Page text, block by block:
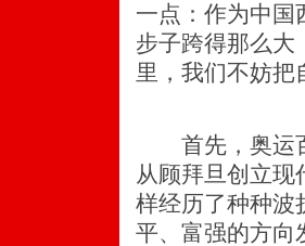
一点：作为中国
步子跨得那么大
里，我们不妨把
首先，奥运百
从顾拜旦创立
样经历了种种波
平、富强的方向